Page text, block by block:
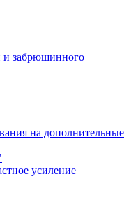
забрюшинного
на дополнительные
усиление